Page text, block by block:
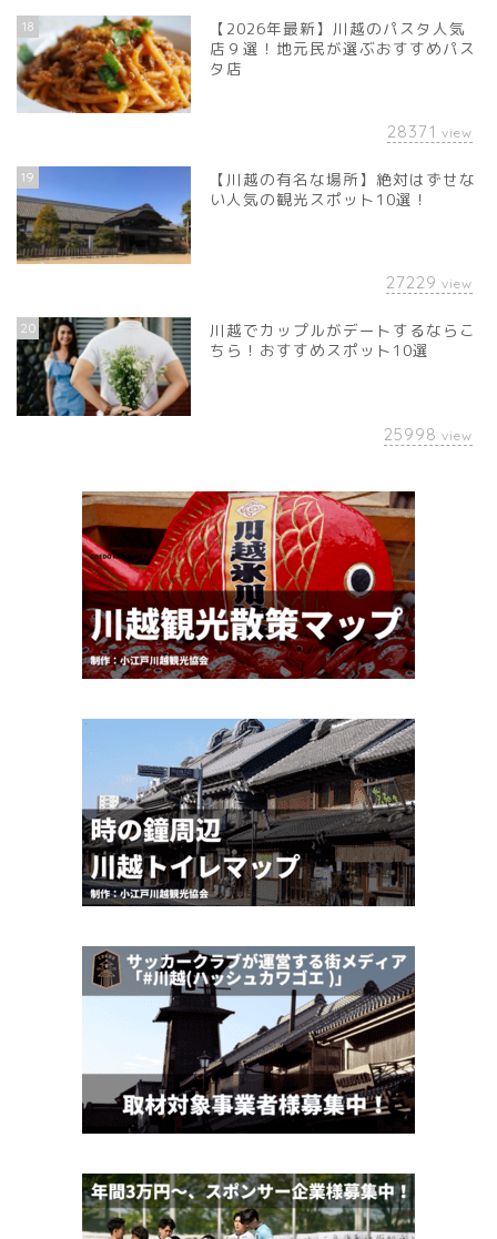
18
【2026年最新】川越のパスタ人気
店９選！地元民が選ぶおすすめパス
タ店
28371 view
19
【川越の有名な場所】絶対はずせな
い人気の観光スポット10選！
27229 view
20
川越でカップルがデートするならこ
ちら！おすすめスポット10選
25998 view